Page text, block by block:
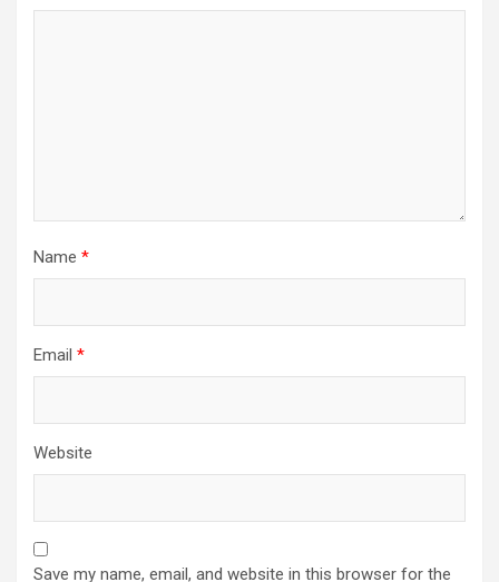
Name *
Email *
Website
Save my name, email, and website in this browser for the